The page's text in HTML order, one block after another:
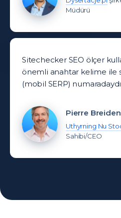
Müdürü
Sitechecker SEO ölçer
önemli anahtar kelime ile
(mobil SERP)
Pierre
Uthyrning Nu
Sahibi/CEO